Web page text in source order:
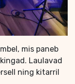
mis paneb
Laulavad
ning kitarril